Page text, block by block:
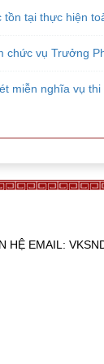
tại thực hiện
chức vụ Trưởng
miễn nghĩa vụ
EMAIL: